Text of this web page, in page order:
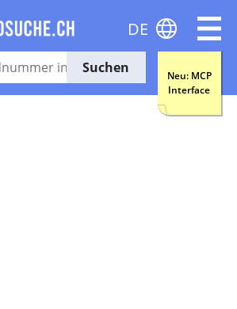
Suchen
Neu: MCP
Interface
DE